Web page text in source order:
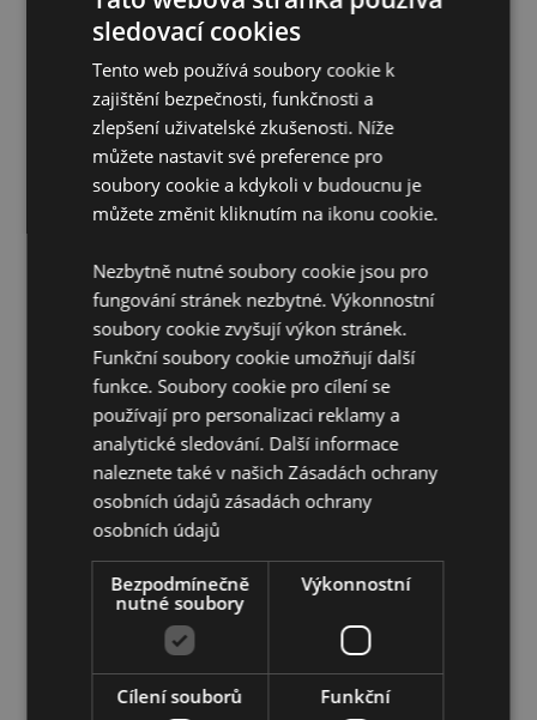
Vonné tyčinky Nag Champa 01352 Satya Voňavá myrha
Značka: Satya
Materiál:Ručně zpracované kvalitní kadidlo,
pryskyřice a přírodní materiály.
Přibližný počet kusů v balení:12
Přibližná doba hoření:30 Minut
Cruelty Free:Ano
Veganské: Ano
Doplňující informace:
Chcete se dozvědět více o nákupu u Puckator?
Přečtěte si našeho průvodce nákupem pro zákazníky.
Vlastnosti produktu
Šířka 0.2cm Hloubka 0.2cm Délka 21cm
8904234405308
360
sledovací cookies
Tento web používá soubory cookie k
zajištění bezpečnosti, funkčnosti a
zlepšení uživatelské zkušenosti. Níže
můžete nastavit své preference pro
soubory cookie a kdykoli v budoucnu je
můžete změnit kliknutím na ikonu cookie.
Nezbytně nutné soubory cookie jsou pro
fungování stránek nezbytné. Výkonnostní
soubory cookie zvyšují výkon stránek.
Funkční soubory cookie umožňují další
funkce. Soubory cookie pro cílení se
používají pro personalizaci reklamy a
analytické sledování. Další informace
naleznete také v našich Zásadách ochrany
osobních údajůzásadách ochrany
osobních údajů
Bezpodmínečně
nutné soubory
Výkonnostní
Cílení souborů Funkční